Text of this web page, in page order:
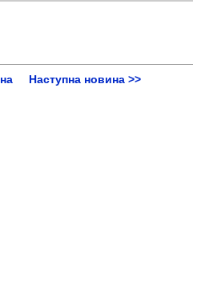
Наступна новина >>